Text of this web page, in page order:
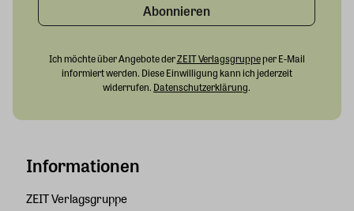
Informationen
ZEIT Verlagsgruppe
Abonnieren
Ich möchte über Angebote derZEIT Verlagsgruppeper E-Mail
informiert werden. Diese Einwilligung kann ich jederzeit
widerrufen. Datenschutzerklärung.